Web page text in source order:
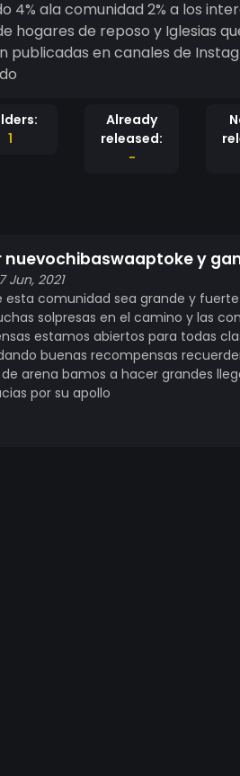
ayuda y no las tengas sus
publicadas en canales de
1
Already
released:
-
y
Jun, 2021
esta comunidad sea grande y
solpresas en el camino y las
estamos abiertos para todas
buenas recompensas
arena bamos a hacer grandes
por su apollo